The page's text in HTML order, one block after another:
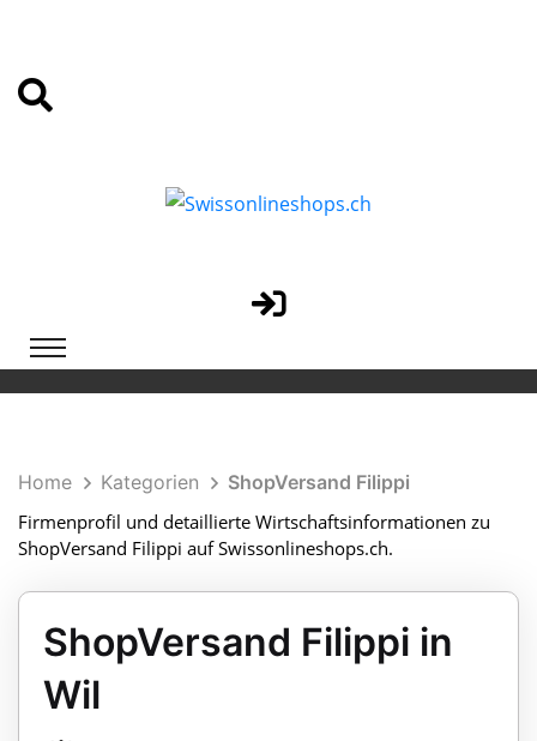
Home Kategorien
ShopVersand Filippi
Firmenprofil und detaillierte Wirtschaftsinformationen zu
ShopVersand Filippi auf Swissonlineshops.ch.
ShopVersand Filippi in
Wil